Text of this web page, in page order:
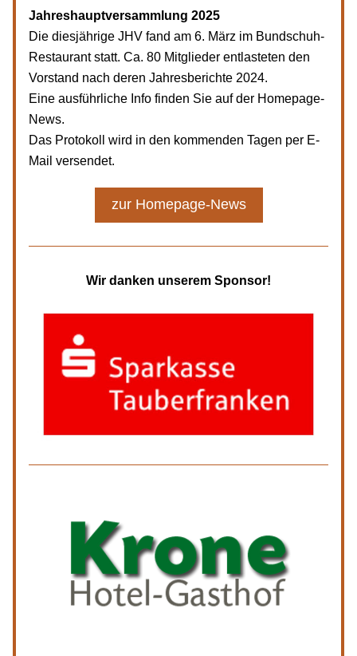
Jahreshauptversammlung 2025
Die diesjährige JHV fand am 6. März im Bundschuh-
Restaurant statt. Ca. 80 Mitglieder entlasteten den
Vorstand nach deren Jahresberichte 2024.
Eine ausführliche Info finden Sie auf der Homepage-
News.
Das Protokoll wird in den kommenden Tagen per E-
Mail versendet.
zur Homepage-News
Wir danken unserem Sponsor!